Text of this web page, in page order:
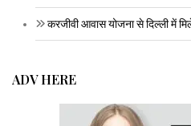
करजीवी आवास योजना से दिल्ली में
ADV HERE